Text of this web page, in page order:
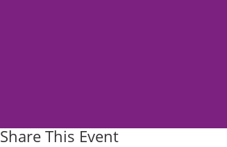
Share This Event